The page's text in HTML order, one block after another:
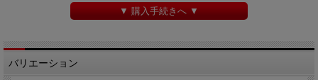
▼ 購入手続きへ ▼
バリエーション